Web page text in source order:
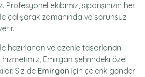
Profesyonel ekibimiz, siparişinizin her
çalışarak zamanında ve sorunsuz
hazırlanan ve özenle tasarlanan
hizmetimiz, Emirgan şehrindeki özel
Siz de Emirgan için çelenk gönder